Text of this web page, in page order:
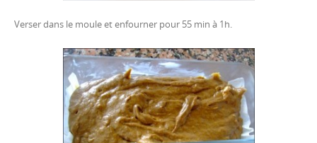
Verser dans le moule et enfourner pour 55 min à 1h.